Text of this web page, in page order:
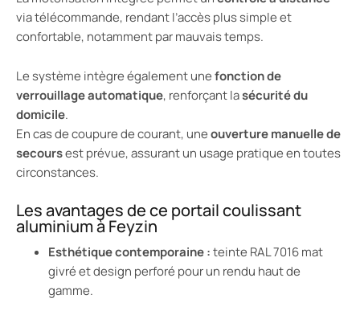
via télécommande, rendant l’accès plus simple et
confortable, notamment par mauvais temps.
Le système intègre également unefonction de
verrouillage automatique, renforçant lasécurité du
domicile.
En cas de coupure de courant, uneouverture manuelle de
secoursest prévue, assurant un usage pratique en toutes
circonstances.
Les avantages de ce portail coulissant
aluminium à Feyzin
Esthétique contemporaine :teinte RAL 7016 mat
givré et design perforé pour un rendu haut de
gamme.